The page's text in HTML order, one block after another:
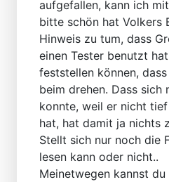
aufgefallen, kann ich
bitte schön hat Volkers
Hinweis zu tum, dass
einen Tester benutzt
feststellen können,
beim drehen. Dass sich
konnte, weil er nicht
hat, hat damit ja nichts
Stellt sich nur noch die
lesen kann oder nicht..
Meinetwegen kannst